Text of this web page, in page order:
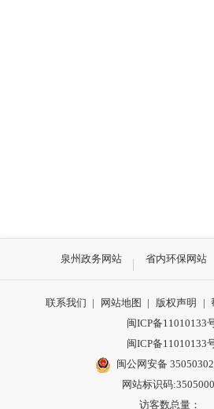
泉州政务网站 省内环保网站
联系我们 | 网站地图 | 版权声明 |
闽ICP备11010133
闽ICP备11010133
闽公网安备
网站标识码
访客数总量：